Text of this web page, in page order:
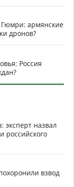
Гюмри: армянские
дронов?
Россия
эксперт назвал
российского
взвод